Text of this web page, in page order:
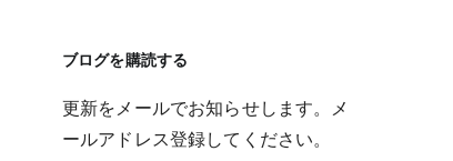
ブログを購読する
更新をメールでお知らせします。メ
ールアドレス登録してください。